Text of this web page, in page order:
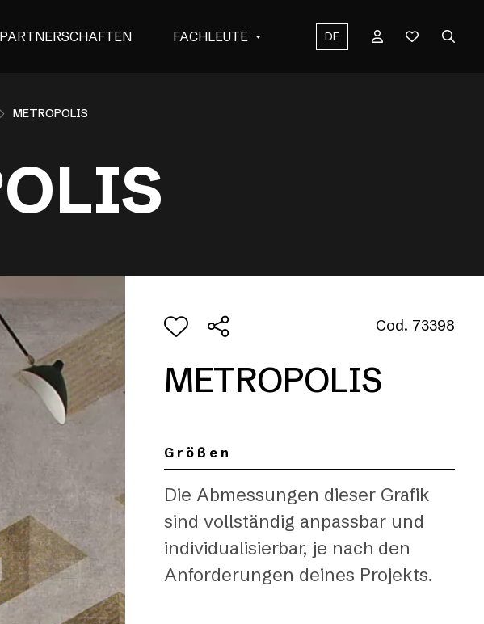
PARTNERSCHAFTEN FACHLEUTE DE
METROPOLIS
Cod. 73398
METROPOLIS
Größen
Die Abmessungen dieser Grafik
sind vollständig anpassbar und
individualisierbar, je nach den
Anforderungen deines Projekts.